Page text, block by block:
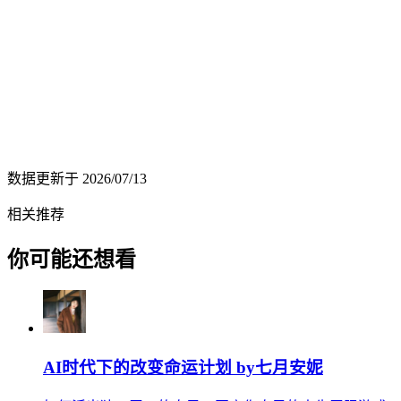
数据更新于 2026/07/13
相关推荐
你可能还想看
AI时代下的改变命运计划 by七月安妮